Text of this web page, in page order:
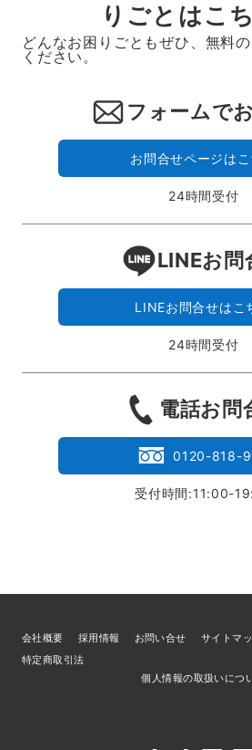
りごとはこ
どんなお困りごともぜひ、無料
ください。
フォームで
お問合せページはこ
24時間受付
LINEお問
LINEお問合せはこ
24時間受付
電話お問
0120-818-
受付時間:11:00-
会社概要 採用情報 お問い合せ サイトマ
特定商取引法
個人情報の取扱いにつ